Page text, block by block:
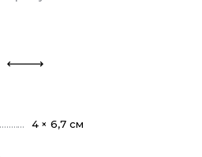
4 × 6,7 см